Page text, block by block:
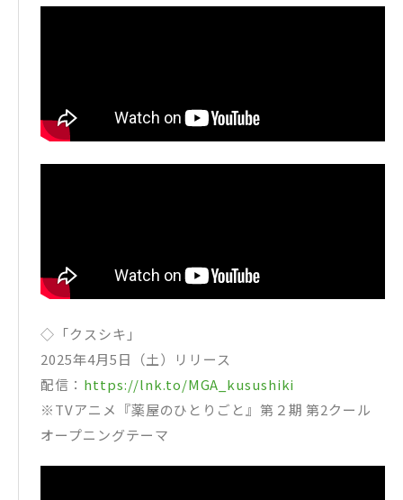
◇「クスシキ」
2025年4月5日（土）リリース
配信： https://lnk.to/MGA_kusushiki
※TVアニメ『薬屋のひとりごと』第２期 第2クール
オープニングテーマ